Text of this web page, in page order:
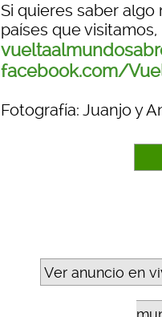
Si quieres saber
países que
facebook.com/
Fotografía: Juanjo y
Ver anuncio en